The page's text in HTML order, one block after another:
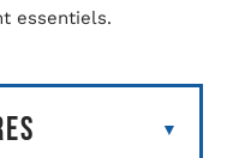
essentiels.